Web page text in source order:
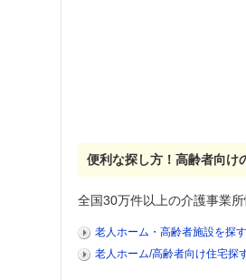
便利な探し方！高齢者向け
全国30万件以上の介護事業
老人ホーム・高齢者施設を探す
老人ホーム/高齢者向け住宅探